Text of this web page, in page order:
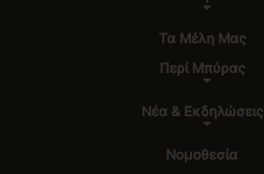
Τα Μέλη Μας
Περί Μπύρας
Νέα & Εκδηλώσεις
Νομοθεσία